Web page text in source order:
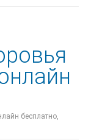
бесплатно,